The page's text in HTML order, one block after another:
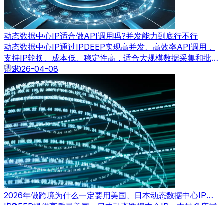
动态数据中心IP适合做API调用吗?并发能力到底行不行
动态数据中心IP通过IPDEEP实现高并发、高效率API调用，
支持IP轮换、成本低、稳定性高，适合大规模数据采集和批量
请求。
2026-04-08
2026年做跨境为什么一定要用美国、日本动态数据中心IP节